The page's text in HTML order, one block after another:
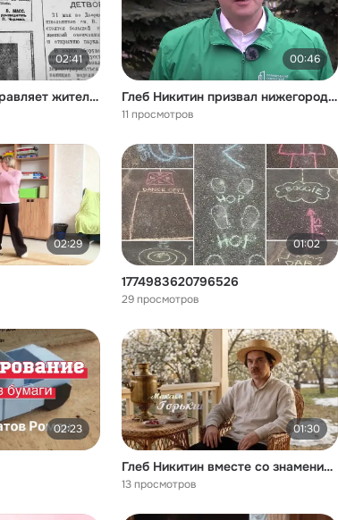
02:41
Глеб Никитин поздравляет жителей региона с Днём Победы
00:46
Глеб Никитин призвал нижегородцев отдать свой голос за благоустройство региона
11 просмотров
02:29 01:02
1774983620796526
29 просмотров
02:23 01:30
Глеб Никитин вместе со знаменитыми нижегородцами поздравляет всех женщин с 8 марта
13 просмотров